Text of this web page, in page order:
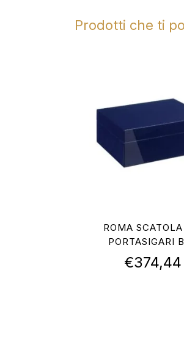
Prodotti che ti
ROMA SCATOLA
PORTASIGARI
€374,44